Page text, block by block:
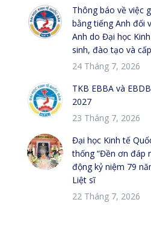
Thông báo về việc
bằng tiếng Anh đối
Anh do Đại học
sinh, đào tạo và
24 Tháng 7, 2026
TKB EBBA và
2027
23 Tháng 7, 2026
Đại học Kinh tế
thống “Đền ơn đáp
động kỷ niệm 79
Liệt sĩ
22 Tháng 7, 2026